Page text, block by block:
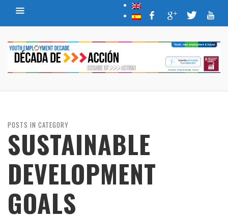
POSTS IN CATEGORY
SUSTAINABLE
DEVELOPMENT
GOALS